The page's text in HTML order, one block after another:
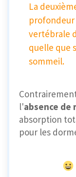
La
vertébrale
quelle que
sommeil.
l'absence de
absorption
pour les